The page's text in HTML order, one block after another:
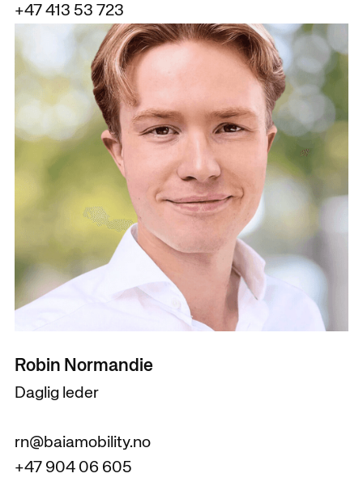
+47 413 53 723
Robin Normandie
Daglig leder
rn@baiamobility.no
+47 904 06 605